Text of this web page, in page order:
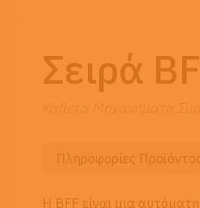
Σειρά
Η BFF είναι μια